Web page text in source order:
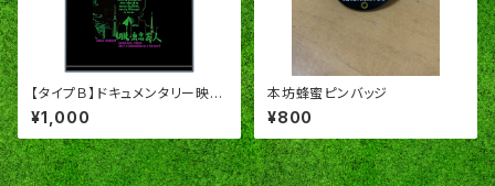
【タイプＢ】ドキュメンタリー映画
「脱・東京芸人」オリジナルＴシャ
ツ
¥1,000
本坊蜂蜜ピンバッジ
¥800